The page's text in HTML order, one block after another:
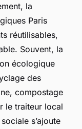
la
Paris
réutilisables,
Souvent, la
écologique
des
compostage
le traiteur local
s’ajoute